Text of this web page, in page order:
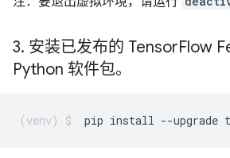
3. 安装已发布的 TensorFlow
Python 软件包。
pip install --upgrade